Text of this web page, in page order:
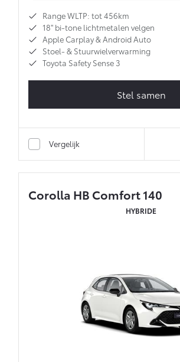
Range WLTP: tot 456km
18'' bi-tone lichtmetalen velgen
Apple Carplay & Android Auto
Stoel- & Stuurwielverwarming
Toyota Safety Sense 3
Stel samen
Vergelijk
Corolla HB Comfort 140
HYBRIDE